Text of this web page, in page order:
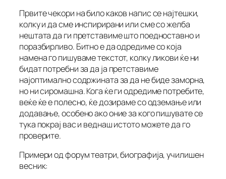
Првите чекори на било каков напис се најтешки,
колку и да сме инспирирани или сме со желба
нештата да ги претставиме што поедноставно и
поразбирливо. Битно е да одредиме со која
намена го пишуваме текстот, колку ликови ќе ни
бидат потребни за да ја претставиме
најоптимално содржината за да не биде заморна,
но ни сиромашна. Кога ќе ги одредиме потребите,
веќе ќе е полесно, ќе дозираме со одземање или
додавање, особено ако оние за кого пишувате се
тука покрај вас и веднаш истото можете да го
проверите.
Примери од форум театри, биографија, училишен
весник: